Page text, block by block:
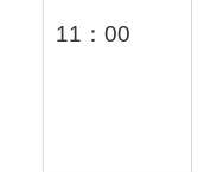
11：00